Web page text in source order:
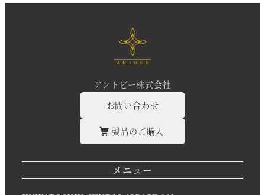
アントビー株式会社
お問い合わせ
製品のご購入
メニュー